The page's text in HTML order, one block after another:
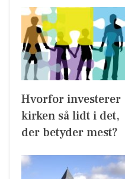
Hvorfor investerer
kirken så lidt i det,
der betyder mest?